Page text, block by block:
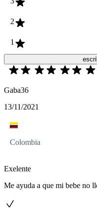
2
1
Gaba36
13/11/2021
Colombia
Exelente
Me ayuda a que mi bebe no